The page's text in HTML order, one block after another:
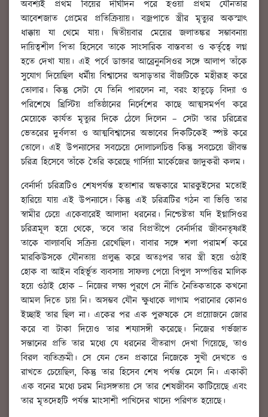
অবশ্যই প্রথম বিয়ের দীর্ঘদিন পরে হওয়া প্রথম যৌনতার
আবেশজাত প্রেমের প্রতিক্রিয়ায়। বজ্রপাতে স্ত্রীর মৃত্যুর অকস্মাৎ
ধাক্কায় যা থেমে যায়। দ্বিতীয়বার মেয়ের জলাতঙ্কর সম্ভাবনায়
দায়িত্বশীল পিতা হিসেবে তাকে সাংসারিক বাস্তবতা ও কর্তৃত্বে লগ্ন
হতে দেখা যায়। এই পর্বে ডাক্তার আব্রেনুনসিওর সঙ্গে আলাপ তাঁকে
সুযোগ দিয়েছিল ধর্মীয় বিশ্বাসের অসাড়তার বীজটিকে মহীরূহ করে
তোলার। কিন্তু সেটা যে তিনি পারলেন না, বরং হাতুড়ে বিদ্যা ও
পরিশেষে খ্রিস্টিয় প্রতিষ্ঠানের নির্দেশের কাছে আত্মসমর্পণ করে
মেয়েকে কার্যত মৃত্যুর দিকে ঠেলে দিলেন – সেটা তার চরিত্রের
ভেতরের দুর্বলতা ও আত্মবিশ্বাসের অভাবের দিকটিকেই স্পষ্ট করে
তোলে। এই উপন্যাসের সবচেয়ে দোলাচলচিত্ত কিন্তু সবচেয়ে জীবন্ত
চরিত্র হিসেবে তাঁকে তৈরি করেছে গার্সিয়া মার্কেজের জাদুকরী কলম।
বের্নার্দা চরিত্রটিও শেষপর্যন্ত হতাশার অন্ধকারে মারকুইসের মতোই
হারিয়ে যায় এই উপন্যাসে। কিন্তু এই চরিত্রটির গঠন বা ভিত্তি তার
স্বামীর চেয়ে একেবারেই আলাদা ধরনের। নিশ্চেষ্টতা যদি ইগ্নাসিওর
চরিত্রমূল হয়ে থেকে, তবে তার বিপ্রতীপে বের্নার্দার জীবনতৃষ্ণাই
তাকে বাল্যাবধি সক্রিয় রেখেছিল। বাবার সঙ্গে শলা পরামর্শ করে
মারকিউসকে যৌনতায় প্রলুব্ধ করে অতঃপর তার স্ত্রী হয়ে ওঠাই
হোক বা আইন বহির্ভূত ব্যবসায় সাফল্য পেয়ে বিপুল সম্পত্তির মালিক
হয়ে ওঠাই হোক – নিজের লক্ষ্য পূরণে সে নীতি নৈতিকতাকে কখনো
আমল দিতে চায় নি। অসম্ভব যৌন ক্ষুধাকে লাগাম পরানোর কোনও
ইচ্ছাই তার ছিল না। একের পর এক পুরুষকে সে প্রয়োজনে জোর
করে বা টাকা দিয়েও তার শয্যাসঙ্গী করেছে। নিজের গর্ভজাত
সন্তানের প্রতি তার মধ্যে যে ধরনের বীতরাগ দেখা গিয়েছে, তাও
বিরল ব্যতিক্রমী। সে যেন তেন প্রকারে নিজেকে সুখী দেখতে ও
রাখতে চেয়েছিল, কিন্তু তার হিসেব শেষ পর্যন্ত মেলে নি। একাকী
এক বনের মধ্যে চরম নিঃসঙ্গতায় সে তার শেষজীবন কাটিয়েছে এবং
তার মৃতদেহটি পর্যন্ত মাংসাশী পাখিদের খাদ্যে পরিণত হয়েছে।